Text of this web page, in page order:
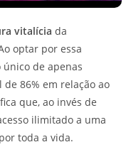
vitalícia da
optar por essa
de apenas
86% em relação ao
que, ao invés de
ilimitado a uma
toda a vida.